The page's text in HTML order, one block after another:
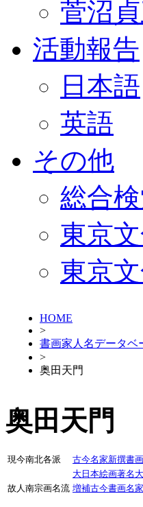
菅沼
活動報告
日本語
英語
その他
総合
東京
東京
HOME
>
書画家人名データベ
>
奥田天門
奥田天門
現今南北各派 古今名家新撰書
大日本絵画著名
故人南宗画名流 増補古今書画名